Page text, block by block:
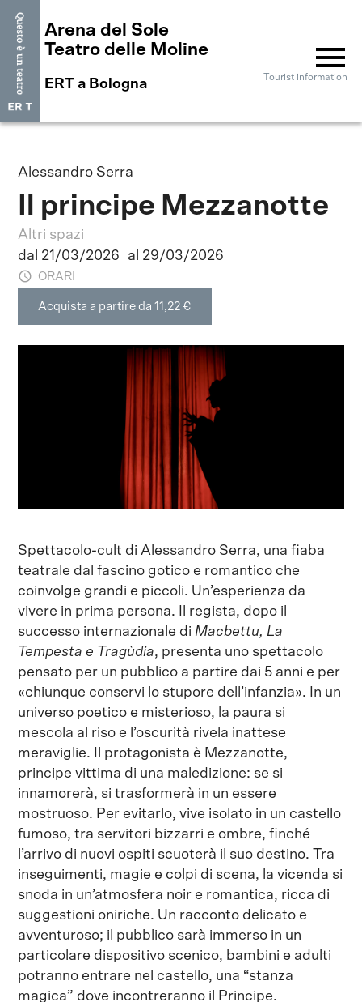
Arena del Sole
Teatro delle Moline
ERT a Bologna
menu
Tourist information
Alessandro Serra
Il principe Mezzanotte
Altri spazi
dal 21/03/2026
al 29/03/2026
ORARI
Acquista a partire da 11,22 €
Spettacolo-cult di Alessandro Serra, una fiaba
teatrale dal fascino gotico e romantico che
coinvolge grandi e piccoli. Un’esperienza da
vivere in prima persona. Il regista, dopo il
successo internazionale di Macbettu, La
Tempesta e Tragùdia, presenta uno spettacolo
pensato per un pubblico a partire dai 5 anni e per
«chiunque conservi lo stupore dell’infanzia». In un
universo poetico e misterioso, la paura si
mescola al riso e l’oscurità rivela inattese
meraviglie. Il protagonista è Mezzanotte,
principe vittima di una maledizione: se si
innamorerà, si trasformerà in un essere
mostruoso. Per evitarlo, vive isolato in un castello
fumoso, tra servitori bizzarri e ombre, finché
l’arrivo di nuovi ospiti scuoterà il suo destino. Tra
inseguimenti, magie e colpi di scena, la vicenda si
snoda in un’atmosfera noir e romantica, ricca di
suggestioni oniriche. Un racconto delicato e
avventuroso; il pubblico sarà immerso in un
particolare dispositivo scenico, bambini e adulti
potranno entrare nel castello, una “stanza
magica” dove incontreranno il Principe.